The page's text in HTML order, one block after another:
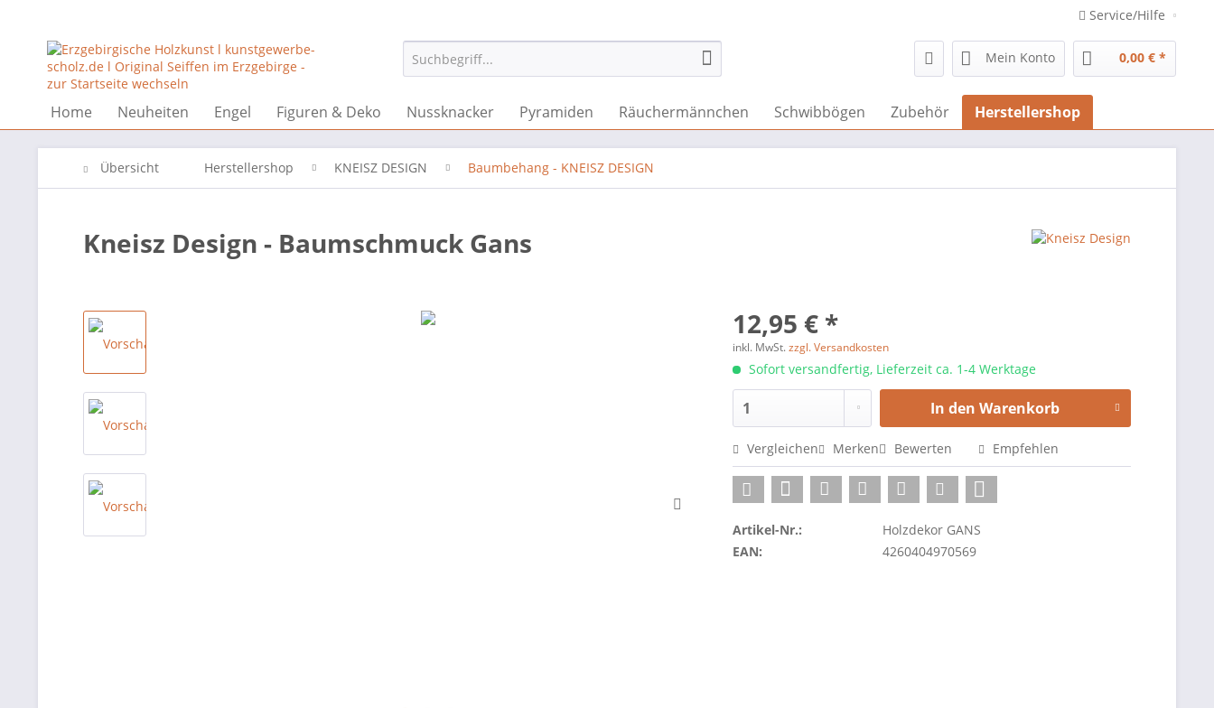
Service/Hilfe
Mein Konto 0,00 € *
Home Neuheiten Engel Figuren & Deko Nussknacker Pyramiden Räuchermännchen Schwibbögen Zubehör Herstellershop
Übersicht Herstellershop KNEISZ DESIGN Baumbehang - KNEISZ DESIGN
Kneisz Design - Baumschmuck Gans
12,95 € *
inkl. MwSt.zzgl. Versandkosten
Sofort versandfertig, Lieferzeit ca. 1-4 Werktage
In den Warenkorb
Vergleichen Merken Bewerten Empfehlen
Artikel-Nr.:
Holzdekor GANS
EAN:
4260404970569